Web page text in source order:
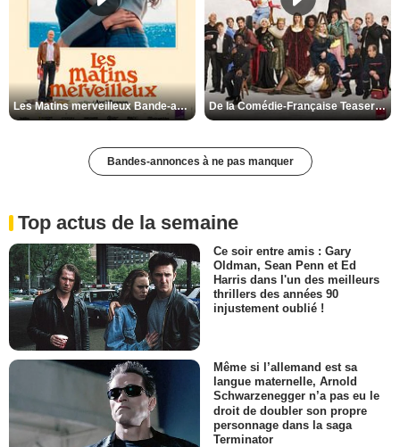
Les Matins merveilleux Bande-annonce VF De la Comédie-Française Teaser VF
Bandes-annonces à ne pas manquer
Top actus de la semaine
Ce soir entre amis : Gary
Oldman, Sean Penn et Ed
Harris dans l'un des meilleurs
thrillers des années 90
injustement oublié !
Même si l’allemand est sa
langue maternelle, Arnold
Schwarzenegger n’a pas eu le
droit de doubler son propre
personnage dans la saga
Terminator